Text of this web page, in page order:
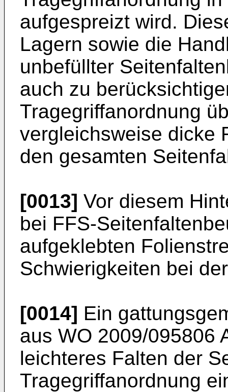
aufgespreizt wird.
Lagern sowie die
unbefüllter
auch zu
Tragegriffanordnung
vergleichsweise dicke
den gesamten
[0013] Vor diesem
bei FFS-
aufgeklebten
Schwierigkeiten bei
[0014] Ein
aus WO 2009/095806
leichteres Falten der
Tragegriffanordnung